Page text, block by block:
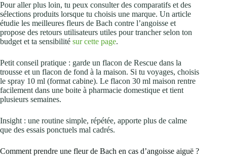
Pour aller plus loin, tu peux consulter des comparatifs et des
sélections produits lorsque tu choisis une marque. Un article
étudie les meilleures fleurs de Bach contre l’angoisse et
propose des retours utilisateurs utiles pour trancher selon ton
budget et ta sensibilité sur cette page.
Petit conseil pratique : garde un flacon de Rescue dans la
trousse et un flacon de fond à la maison. Si tu voyages, choisis
le spray 10 ml (format cabine). Le flacon 30 ml maison rentre
facilement dans une boite à pharmacie domestique et tient
plusieurs semaines.
Insight : une routine simple, répétée, apporte plus de calme
que des essais ponctuels mal cadrés.
Comment prendre une fleur de Bach en cas d’angoisse aiguë ?